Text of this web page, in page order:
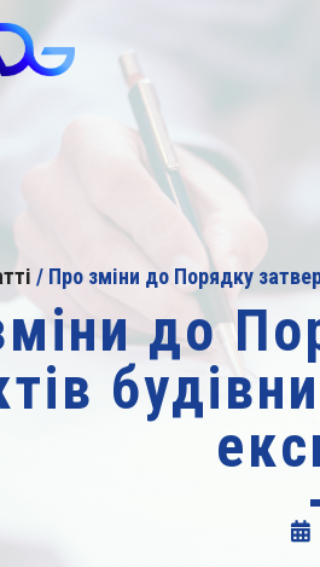
/ Про зміни до Порядку
до